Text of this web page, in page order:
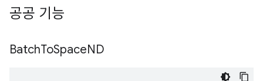
공공 기능
BatchToSpaceND